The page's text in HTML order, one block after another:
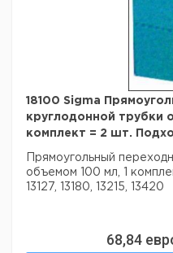
18100 Sigma
круглодонной трубки
комплект = 2 шт.
Прямоугольный
объемом 100 мл,
1
13127, 13180, 13215, 13420
68,84